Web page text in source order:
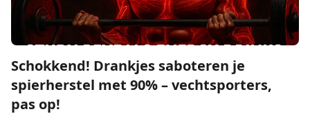
Schokkend! Drankjes saboteren je
spierherstel met 90% – vechtsporters,
pas op!